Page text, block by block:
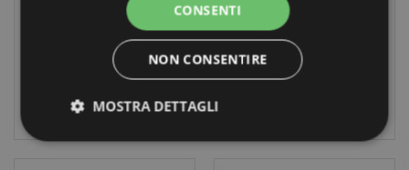
disponibile
IN ARRIVO:
27/09/2026
CONSENTI
NON CONSENTIRE
MOSTRA DETTAGLI